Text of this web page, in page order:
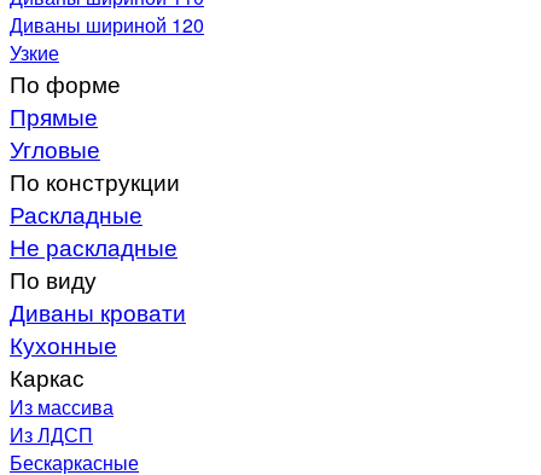
Диваны шириной 120
Узкие
По форме
Прямые
Угловые
По конструкции
Раскладные
Не раскладные
По виду
Диваны кровати
Кухонные
Каркас
Из массива
Из ЛДСП
Бескаркасные